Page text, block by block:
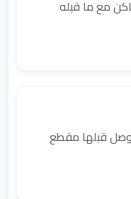
مع ما قبله
قبلها مقطع